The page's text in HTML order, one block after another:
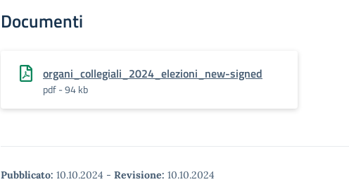
Documenti
organi_collegiali_2024_elezioni_new-signed
pdf - 94 kb
Pubblicato: 10.10.2024 - Revisione: 10.10.2024